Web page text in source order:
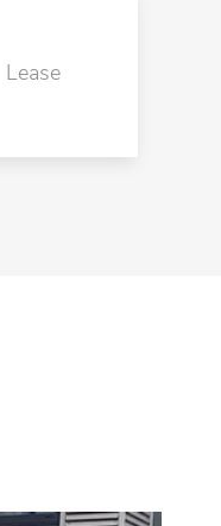
Lease